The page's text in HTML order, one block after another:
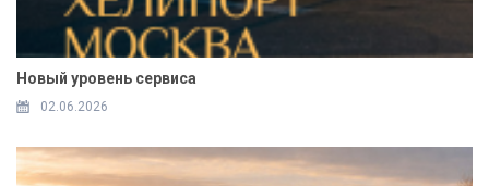
Новый уровень сервиса
02.06.2026